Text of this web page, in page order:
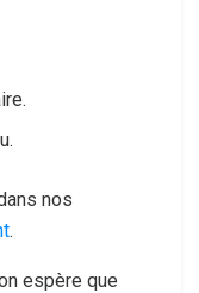
nos
.
espère que